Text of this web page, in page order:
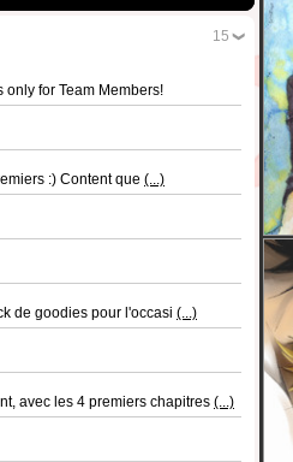
15
for Team Members!
:) Content que (...)
de goodies pour l'occasi (...)
avec les 4 premiers chapitres (...)